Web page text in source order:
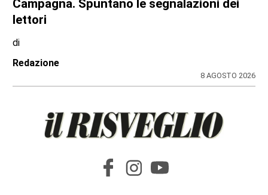
Ciclisti travolti a Lanzo, l’Uncem e Cassani:
«Basta follia, serve una nuova cultura della
strada e corsie riservate»
di
Redazione